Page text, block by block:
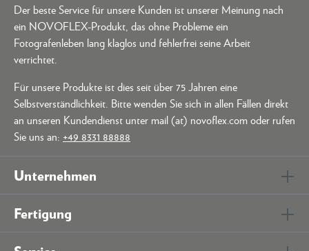
Der beste Service für unsere Kunden ist unserer Meinung nach
ein NOVOFLEX-Produkt, das ohne Probleme ein
Fotografenleben lang klaglos und fehlerfrei seine Arbeit
verrichtet.
Für unsere Produkte ist dies seit über 75 Jahren eine
Selbstverständlichkeit. Bitte wenden Sie sich in allen Fällen direkt
an unseren Kundendienst unter mail (at) novoflex.com oder rufen
Sie uns an: +49 8331 88888
Unternehmen
Fertigung